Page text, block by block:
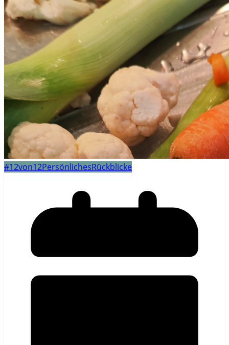
#12von12PersönlichesRückblicke